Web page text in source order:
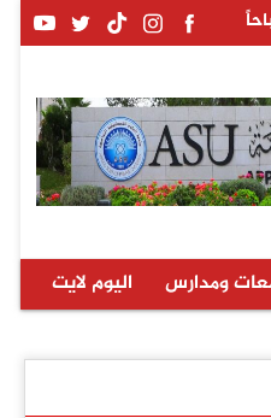
ومدارس اليوم لايت